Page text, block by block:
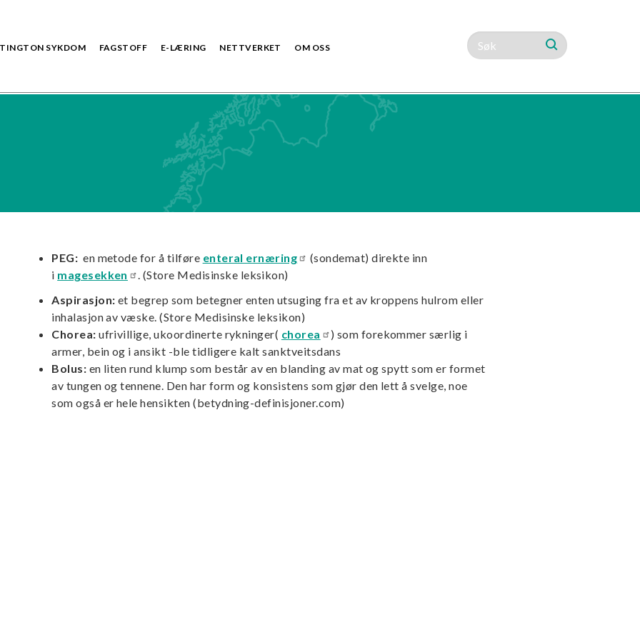
SYKDOM FAGSTOFF E-LÆRING NETTVERKET OM OSS
PEG: en metode for å tilføre enteral ernæring
(sondemat) direkte inn
i magesekken
. (Store Medisinske leksikon)
Aspirasjon: et begrep som betegner enten utsuging fra et av kroppens hulrom eller
inhalasjon av væske. (Store Medisinske leksikon)
Chorea: ufrivillige, ukoordinerte rykninger( chorea
) som forekommer særlig i
armer, bein og i ansikt -ble tidligere kalt sanktveitsdans
Bolus: en liten rund klump som består av en blanding av mat og spytt som er formet
av tungen og tennene. Den har form og konsistens som gjør den lett å svelge, noe
som også er hele hensikten (betydning-definisjoner.com)